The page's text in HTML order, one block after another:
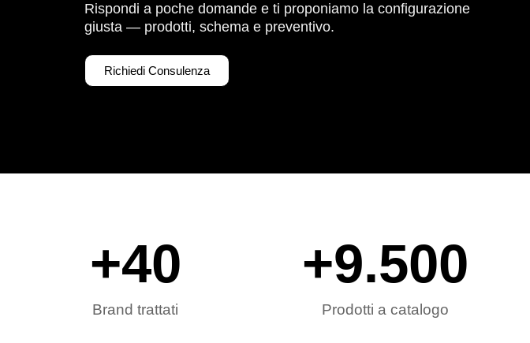
Rispondi a poche domande e ti proponiamo la configurazione
giusta — prodotti, schema e preventivo.
Richiedi Consulenza
Brand trattati
+40
Prodotti a catalogo
+9.500